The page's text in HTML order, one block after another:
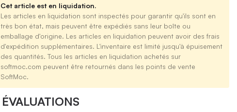
Cet article est en liquidation.
Les articles en liquidation sont inspectés pour garantir qu'ils sont en
très bon état, mais peuvent être expédiés sans leur boîte ou
emballage d'origine. Les articles en liquidation peuvent avoir des frais
d'expédition supplémentaires. L'inventaire est limité jusqu'à épuisement
des quantités. Tous les articles en liquidation achetés sur
softmoc.com peuvent être retournés dans les points de vente
SoftMoc.
ÉVALUATIONS